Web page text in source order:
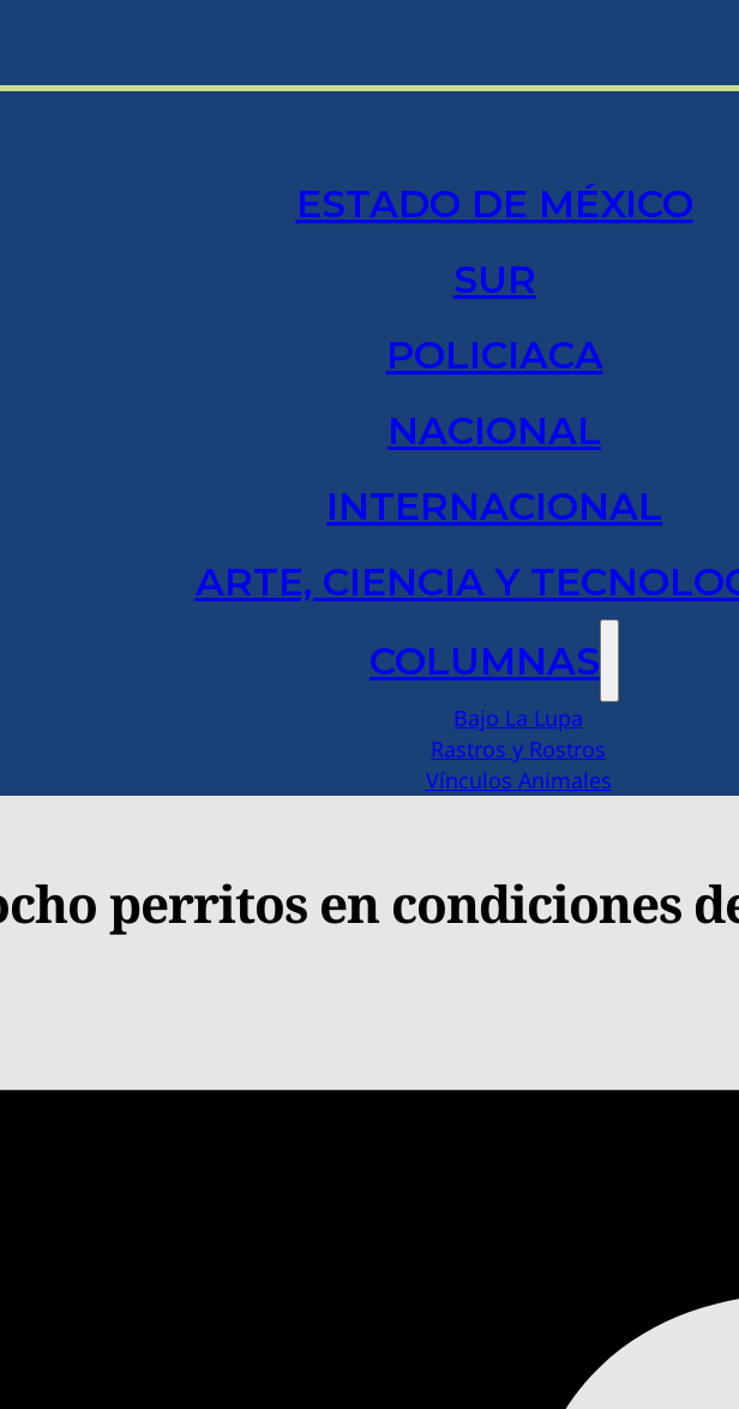
ESTADO DE MÉXICO
SUR
POLICIACA
NACIONAL
INTERNACIONAL
ARTE, CIENCIA Y
COLUMNAS
Bajo La Lupa
Rastros y Rostros
Vínculos Animales
perritos en condiciones